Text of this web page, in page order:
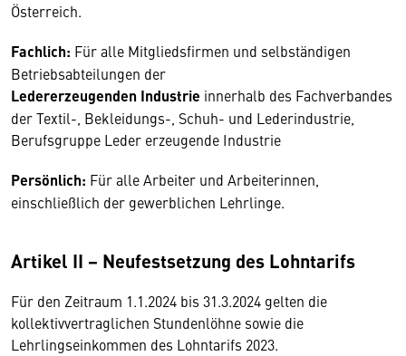
Österreich.
Fachlich: Für alle Mitgliedsfirmen und selbständigen
Betriebsabteilungen der
Ledererzeugenden Industrie innerhalb des Fachverbandes
der Textil-, Bekleidungs-, Schuh- und Lederindustrie,
Berufsgruppe Leder erzeugende Industrie
Persönlich: Für alle Arbeiter und Arbeiterinnen,
einschließlich der gewerblichen Lehrlinge.
Artikel II − Neufestsetzung des Lohntarifs
Für den Zeitraum 1.1.2024 bis 31.3.2024 gelten die
kollektivvertraglichen Stundenlöhne sowie die
Lehrlingseinkommen des Lohntarifs 2023.